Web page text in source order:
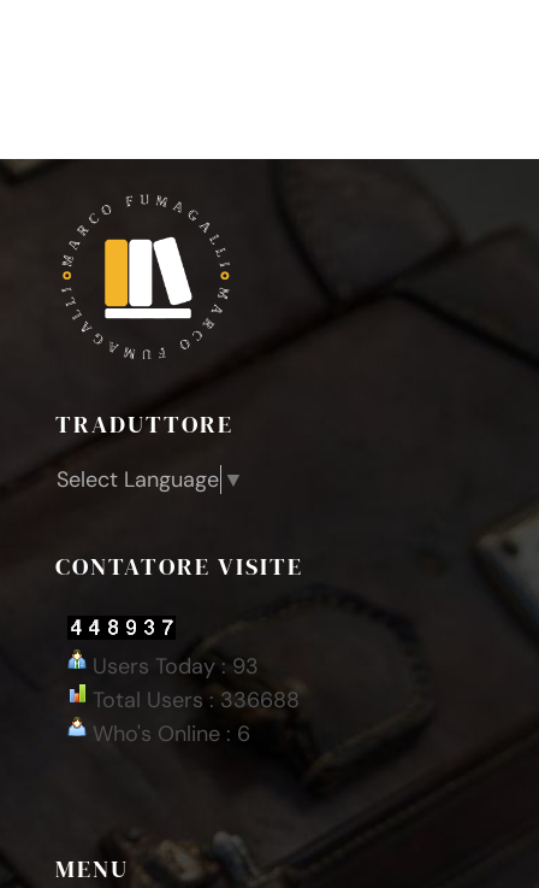
TRADUTTORE
Select Language ▼
CONTATORE VISITE
Users Today : 93
Total Users : 336688
Who's Online : 6
MENU